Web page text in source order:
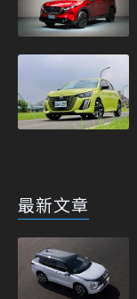
最新文章